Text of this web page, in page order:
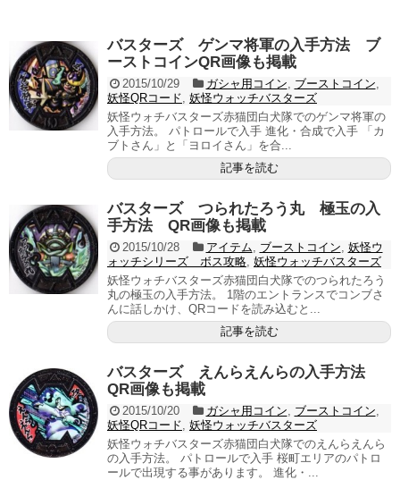
バスターズ ゲンマ将軍の入手方法 ブ
ーストコインQR画像も掲載
2015/10/29 ガシャ用コイン, ブーストコイン,
妖怪QRコード, 妖怪ウォッチバスターズ
妖怪ウォチバスターズ赤猫団白犬隊でのゲンマ将軍の
入手方法。 パトロールで入手 進化・合成で入手 「カ
ブトさん」と「ヨロイさん」を合...
記事を読む
バスターズ つられたろう丸 極玉の入
手方法 QR画像も掲載
2015/10/28 アイテム, ブーストコイン, 妖怪ウ
ォッチシリーズ ボス攻略, 妖怪ウォッチバスターズ
妖怪ウォチバスターズ赤猫団白犬隊でのつられたろう
丸の極玉の入手方法。 1階のエントランスでコンブさ
んに話しかけ、QRコードを読み込むと...
記事を読む
バスターズ えんらえんらの入手方法
QR画像も掲載
2015/10/20 ガシャ用コイン, ブーストコイン,
妖怪QRコード, 妖怪ウォッチバスターズ
妖怪ウォチバスターズ赤猫団白犬隊でのえんらえんら
の入手方法。 パトロールで入手 桜町エリアのパトロ
ールで出現する事があります。 進化・...